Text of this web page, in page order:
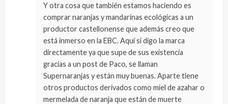
Y otra cosa que también estamos haciendo es
comprar naranjas y mandarinas ecológicas a un
productor castellonense que además creo que
está inmerso en la EBC. Aquí si digo la marca
directamente ya que supe de sus existencia
gracias a un post de Paco, se llaman
Supernaranjas y están muy buenas. Aparte tiene
otros productos derivados como miel de azahar o
mermelada de naranja que están de muerte